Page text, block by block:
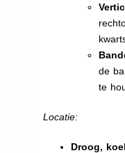
de
te
Locatie:
Droog,